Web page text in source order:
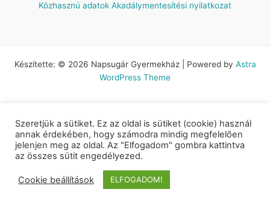
Közhasznú adatok Akadálymentesítési nyilatkozat
Készítette: © 2026 Napsugár Gyermekház | Powered by Astra
WordPress Theme
Szeretjük a sütiket. Ez az oldal is sütiket (cookie) használ
annak érdekében, hogy számodra mindig megfelelően
jelenjen meg az oldal. Az "Elfogadom" gombra kattintva
az összes sütit engedélyezed.
Cookie beállítások ELFOGADOM!